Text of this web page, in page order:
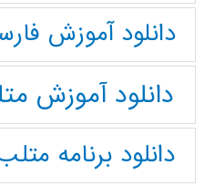
دانلود آموزش
دانلود آموزش
دانلود برنامه